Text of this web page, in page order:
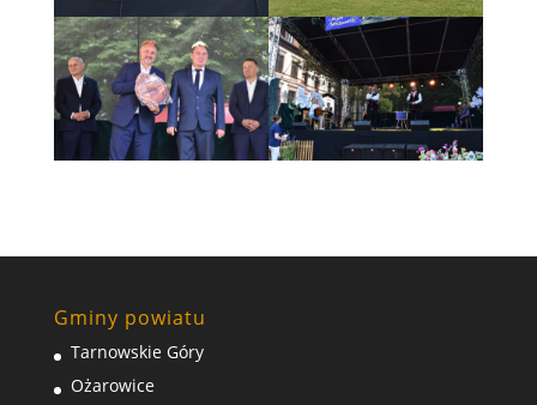
Gminy powiatu
Tarnowskie Góry
Ożarowice